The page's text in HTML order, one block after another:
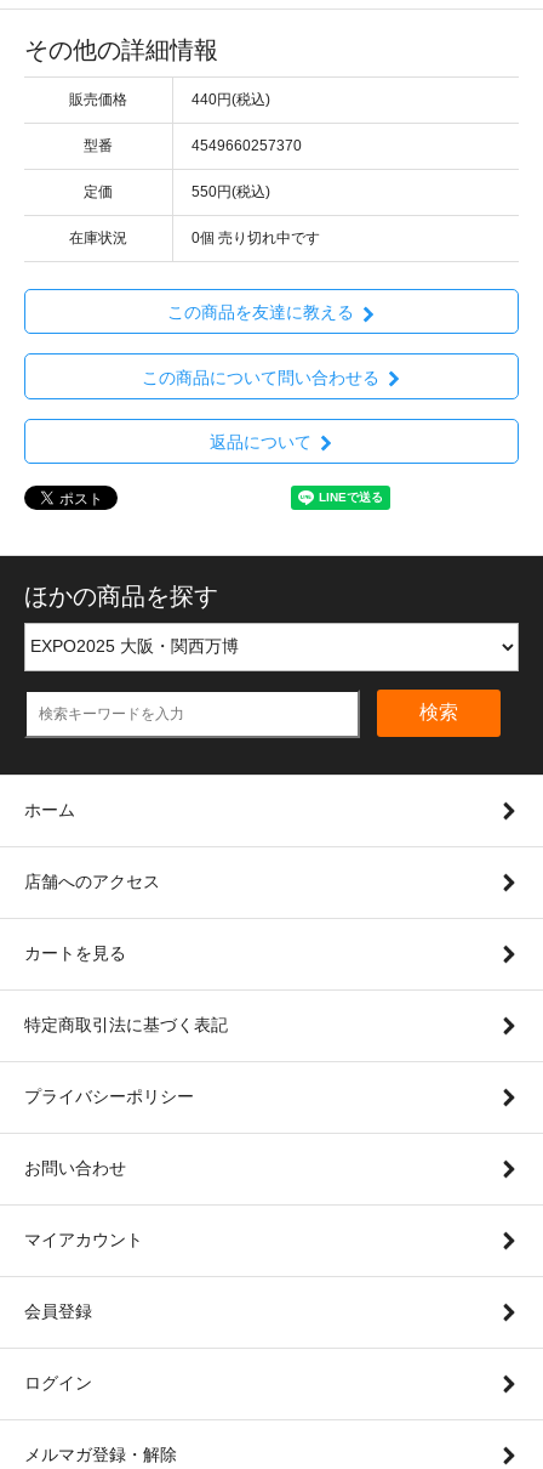
その他の詳細情報
販売価格 440円(税込)
型番 4549660257370
定価 550円(税込)
在庫状況 0個 売り切れ中です
この商品を友達に教える
この商品について問い合わせる
返品について
ほかの商品を探す
検索
ホーム
店舗へのアクセス
カートを見る
特定商取引法に基づく表記
プライバシーポリシー
お問い合わせ
マイアカウント
会員登録
ログイン
メルマガ登録・解除